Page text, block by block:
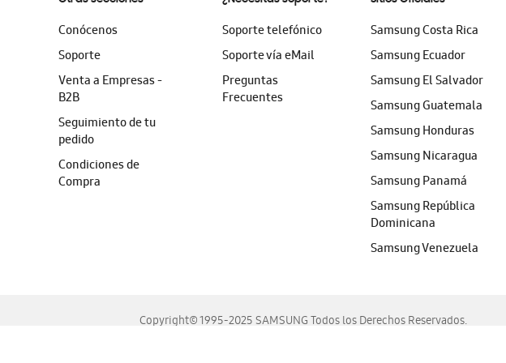
Conócenos
Soporte
Venta a Empresas -
B2B
Seguimiento de tu
pedido
Condiciones de
Compra
Soporte telefónico
Soporte vía eMail
Preguntas
Frecuentes
Samsung Costa Rica
Samsung Ecuador
Samsung El Salvador
Samsung Guatemala
Samsung Honduras
Samsung Nicaragua
Samsung Panamá
Samsung República
Dominicana
Samsung Venezuela
Copyright© 1995-2025 SAMSUNG Todos los Derechos Reservados.